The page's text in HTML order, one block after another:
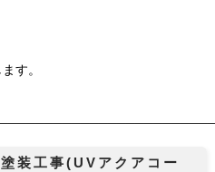
す。
装工事(UVアクアコー